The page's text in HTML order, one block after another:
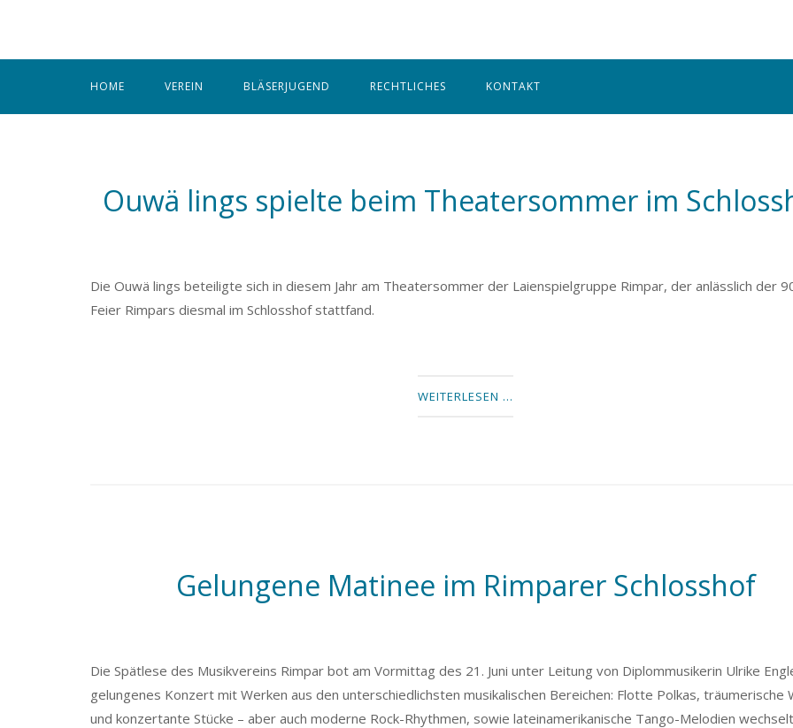
content
HOME VEREIN BLÄSERJUGEND RECHTLICHES KONTAKT
Ouwä lings spielte beim Theatersommer im
Die Ouwä lings beteiligte sich in diesem Jahr am Theatersommer der Laienspielgruppe Rimpar, der anlässlich der
Feier Rimpars diesmal im Schlosshof stattfand.
WEITERLESEN …
Gelungene Matinee im Rimparer Schlosshof
Die Spätlese des Musikvereins Rimpar bot am Vormittag des 21. Juni unter Leitung von Diplommusikerin Ulrike
gelungenes Konzert mit Werken aus den unterschiedlichsten musikalischen Bereichen: Flotte Polkas, träumerische
und konzertante Stücke – aber auch moderne Rock-Rhythmen, sowie lateinamerikanische Tango-Melodien